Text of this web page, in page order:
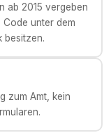
ab 2015 vergeben
unter dem
besitzen.
zum Amt, kein